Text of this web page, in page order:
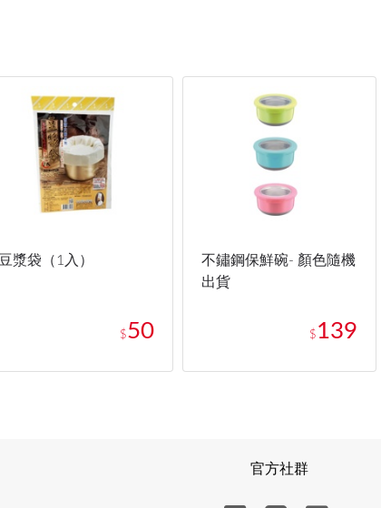
豆漿袋（1入）
$50
不鏽鋼保鮮碗- 顏色隨機
出貨
$ 139
官方社群